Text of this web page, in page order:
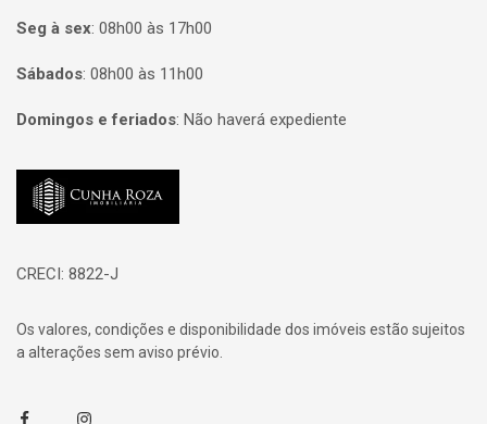
Seg à sex: 08h00 às 17h00
Sábados: 08h00 às 11h00
Domingos e feriados: Não haverá expediente
Página inicial
CRECI: 8822-J
Os valores, condições e disponibilidade dos imóveis estão sujeitos
a alterações sem aviso prévio.
FacebookInstagram